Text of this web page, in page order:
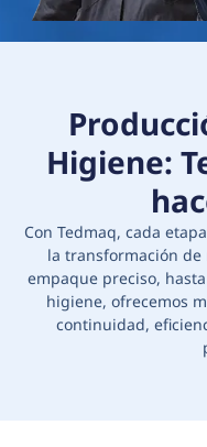
Higiene:
Con Tedmaq, cada
la transformación
empaque preciso,
higiene, ofrecemos
continuidad,